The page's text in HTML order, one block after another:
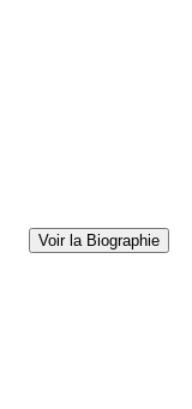
Voir la Biographie